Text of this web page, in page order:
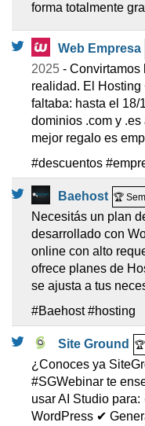
forma totalmente
Web Empresa
2025 - Convirtamos
realidad. El Hosting
faltaba: hasta el 18/
dominios .com y .es
mejor regalo es
#descuentos
Baehost 🏆
Necesitás un plan
desarrollado con
online con alto
ofrece planes de
se ajusta a tus
#Baehost #hosting
Site Ground
¿Conoces ya
#SGWebinar te
usar AI Studio
WordPress ✔